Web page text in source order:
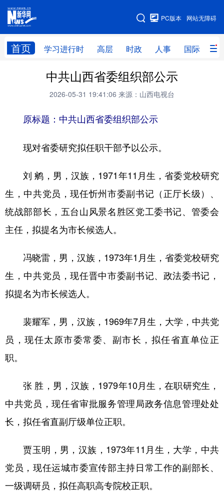
网站无障碍
PC版本
首页 学习进行时 高层 时政 人事 国际 财
网站地图
学习进行时 高层 时政
财经 网评
台湾 思客智库 全球连线
访谈 视频 图片 政务
法律 中央文件 金融 汽车
城市 旅游 能源 会展
文化产业
地方频道
北京 天津 河北 山西
辽宁 吉林 上海 江苏
浙江 安徽
山东 河南 湖北 湖南
广东 广西 海南 重庆
四川 贵州 云南
中共山西省委组织部公示
2026-05-31 19:41:06 来源：山西电视台
原标题：中共山西省委组织部公示
现对省委研究拟任职干部予以公示。
刘 鹓，男，汉族，1971年11月生，省委党校研究
生，中共党员，现任忻州市委副书记（正厅长级）、
统战部部长，五台山风景名胜区党工委书记、管委会
主任，拟提名为市长候选人。
冯晓雷，男，汉族，1973年1月生，省委党校研究
生，中共党员，现任晋中市委副书记、政法委书记，
拟提名为市长候选人。
裴耀军，男，汉族，1969年7月生，大学，中共党
员，现任太原市委常委、副市长，拟任省直单位正
职。
张 胜，男，汉族，1979年10月生，在职研究生，
中共党员，现任省审批服务管理局政务信息管理处处
长，拟任省直副厅级单位正职。
贾玉明，男，汉族，1973年11月生，大学，中共
党员，现任运城市委宣传部主持日常工作的副部长、
一级调研员，拟任高职高专院校正职。